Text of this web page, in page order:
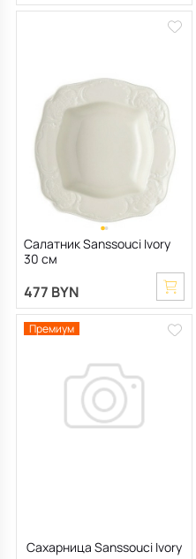
Салатник Sanssouci Ivory
30 см
477 BYN
Премиум
Сахарница Sanssouci Ivory